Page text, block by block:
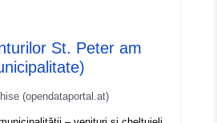
St. Peter am
(opendataportal.at)